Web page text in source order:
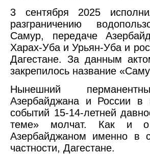
3 сентября 2025
разграничению
Самур, передаче
Харах-Уба и Урьян-Уба и
Дагестане. За данным
закрепилось название
Нынешний
Азербайджана и России в
событий 15-14-летней
теме» молчат. Как и о
Азербайджаном именно в
частности, Дагестане.